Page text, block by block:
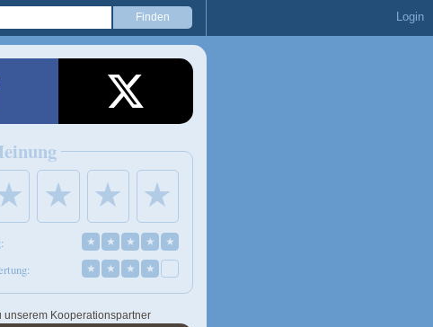
Login
★ ★ ★
★ ★ ★ ★ ★
★ ★ ★ ★
unserem Kooperationspartner